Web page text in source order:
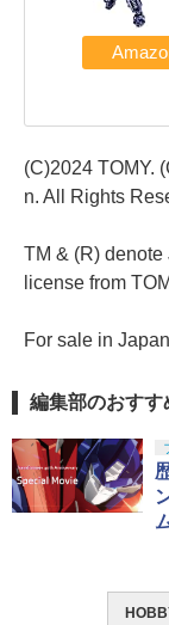
(C)2024 TOMY.
n. All Rights
TM & (R) denote
license from
For sale in
編集部のおすす